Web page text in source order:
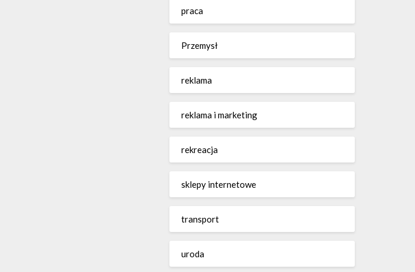
praca
Przemysł
reklama
reklama i marketing
rekreacja
sklepy internetowe
transport
uroda